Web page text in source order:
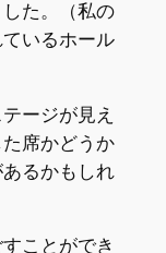
た。（私の
いるホール
ージが見え
席かどうか
るかもしれ
ことができ